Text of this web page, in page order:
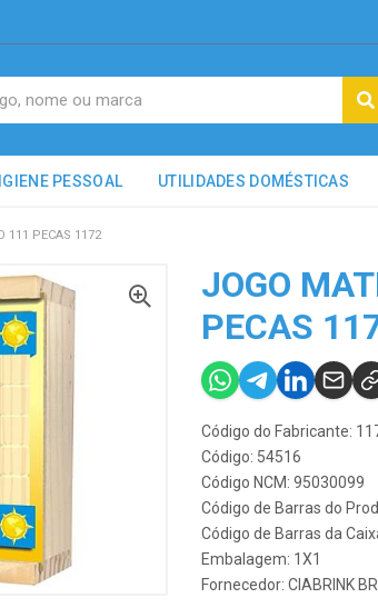
PESSOAL UTILIDADES DOMÉSTICAS
111 PECAS 1172
JOGO
PECAS
Código do Fabricante:
Código: 54516
Código NCM: 95030099
Código de Barras do
Código de Barras da
Embalagem: 1X1
Fornecedor: CIABRINK